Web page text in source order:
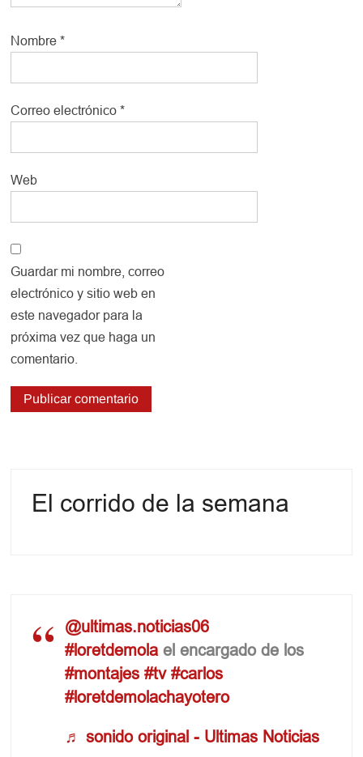
Nombre*
Correo electrónico*
Web
Guardar mi nombre, correo
electrónico y sitio web en
este navegador para la
próxima vez que haga un
comentario.
El corrido de la semana
@ultimas.noticias06
#loretdemolael encargado de los
#montajes #tv #carlos
#loretdemolachayotero
♬ sonido original - Ultimas Noticias